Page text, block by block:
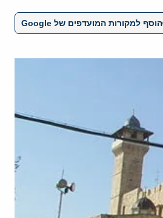
הוסף למקורות המועדפים של Google